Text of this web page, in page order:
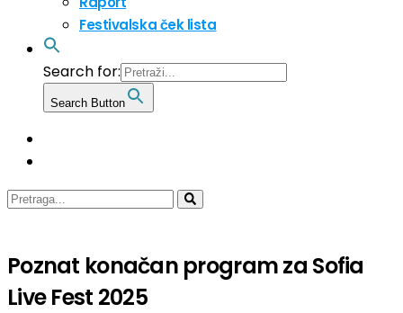
Festivalska ček lista
Search for:
Search Button
Poznat konačan program za Sofia
Live Fest 2025